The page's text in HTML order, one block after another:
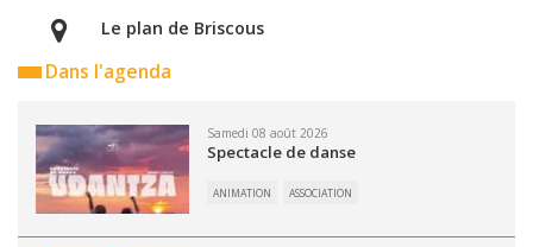
Le plan de Briscous
Dans l'agenda
Samedi 08 août 2026
Spectacle de danse
ANIMATION ASSOCIATION